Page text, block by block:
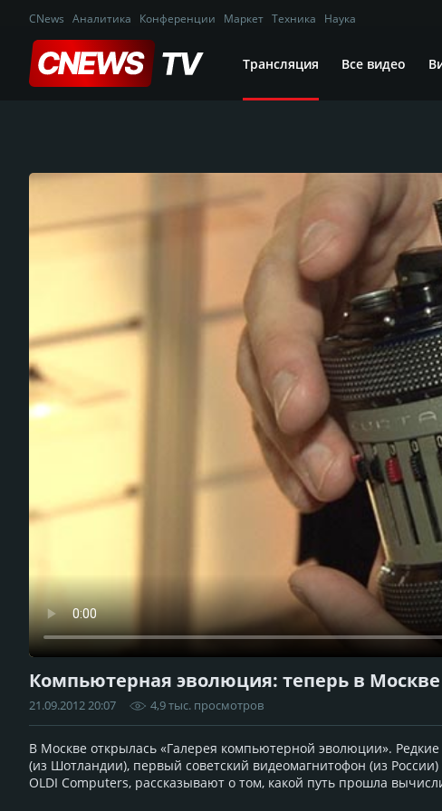
CNews Аналитика Конференции Маркет Техника Наука
Трансляция Все видео
Компьютерная эволюция: теперь в Москве
21.09.2012 20:07 4,9 тыс. просмотров
В Москве открылась «Галерея компьютерной эволюции».
(из Шотландии), первый советский видеомагнитофон (из
OLDI Computers, рассказывают о том, какой путь прошла